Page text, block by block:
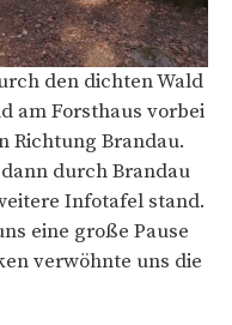
den dichten Wald
am Forsthaus vorbei
Richtung Brandau.
durch Brandau
Infotafel stand.
eine große Pause
verwöhnte uns die